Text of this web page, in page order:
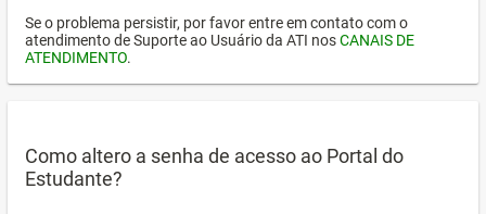
Se o problema persistir, por favor entre em contato com o
atendimento de Suporte ao Usuário da ATI nosCANAIS DE
ATENDIMENTO.
Como altero a senha de acesso ao Portal do
Estudante?